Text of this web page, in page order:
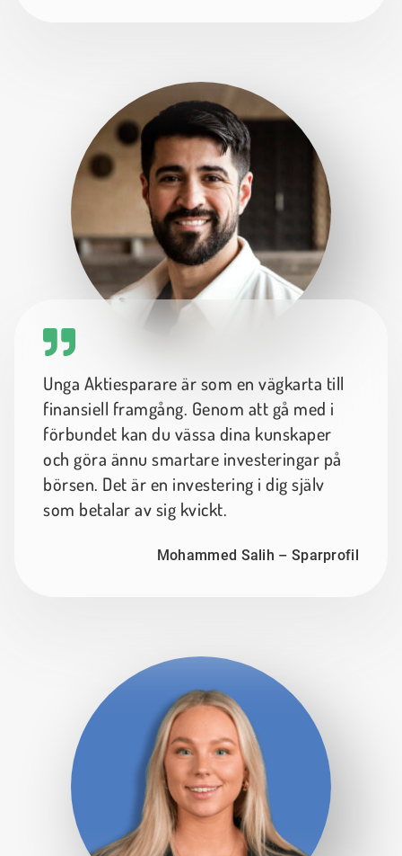
Unga Aktiesparare är som en vägkarta till
finansiell framgång. Genom att gå med i
förbundet kan du vässa dina kunskaper
och göra ännu smartare investeringar på
börsen. Det är en investering i dig själv
som betalar av sig kvickt.
Mohammed Salih – Sparprofil